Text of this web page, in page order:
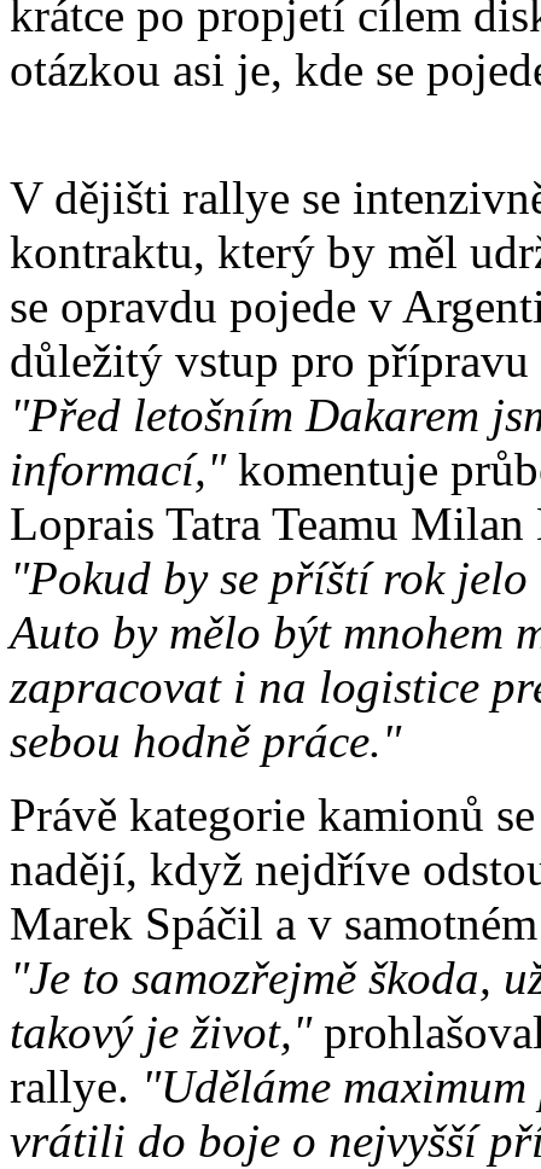
krátce po propjetí cílem
otázkou asi je, kde se
V dějišti rallye se
kontraktu, který by měl
se opravdu pojede v
důležitý vstup pro přípravu
"Před letošním Dakarem
informací," komentuje
Loprais Tatra Teamu Milan
"Pokud by se příští rok jelo
Auto by mělo být mnohem
zapracovat i na logistice
sebou hodně práce."
Právě kategorie kamionů
nadějí, když nejdříve
Marek Spáčil a v
"Je to samozřejmě škoda,
takový je život,"
rallye. "Uděláme
vrátili do boje o nejvyšší